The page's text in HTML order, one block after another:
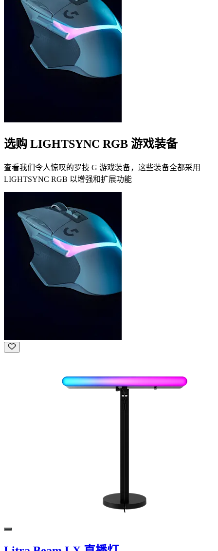
选购 LIGHTSYNC RGB 游戏装备
查看我们令人惊叹的罗技 G 游戏装备，这些装备全都采用
LIGHTSYNC RGB 以增强和扩展功能